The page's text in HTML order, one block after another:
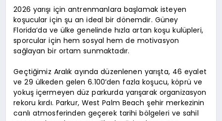
2026 yarışı için antrenmanlara başlamak isteyen
koşucular için şu an ideal bir dönemdir. Güney
Florida’da ve ülke genelinde hızla artan koşu kulüpleri,
sporcular için hem sosyal hem de motivasyon
sağlayan bir ortam sunmaktadır.
Geçtiğimiz Aralık ayında düzenlenen yarışta, 46 eyalet
ve 29 ülkeden gelen 6.100’den fazla koşucu, köprü ve
yokuş içermeyen düz parkurda yarışarak organizasyon
rekoru kırdı. Parkur, West Palm Beach şehir merkezinin
canlı atmosferinden geçerek tarihi bölgeleri ve sahil